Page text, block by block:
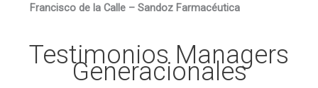
Francisco de la Calle – Sandoz Farmacéutica
Testimonios Managers
Generacionales